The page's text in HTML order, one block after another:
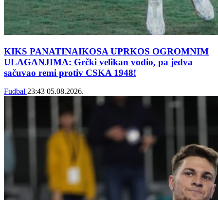
KIKS PANATINAIKOSA UPRKOS OGROMNIM
ULAGANJIMA: Grčki velikan vodio, pa jedva
sačuvao remi protiv CSKA 1948!
Fudbal 23:43 05.08.2026.